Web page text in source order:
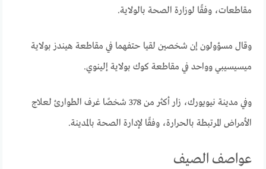
مقاطعات، وفقًا لوزارة الصحة بالولاية.
وقال مسؤولون إن شخصين لقيا حتفهما في مقاطعة هيندز بولاية
ميسيسيبي وواحد في مقاطعة كوك بولاية إلينوي.
وفي مدينة نيويورك، زار أكثر من 378 شخصًا غرف الطوارئ لعلاج
الأمراض المرتبطة بالحرارة، وفقًا لإدارة الصحة بالمدينة.
عواصف الصيف